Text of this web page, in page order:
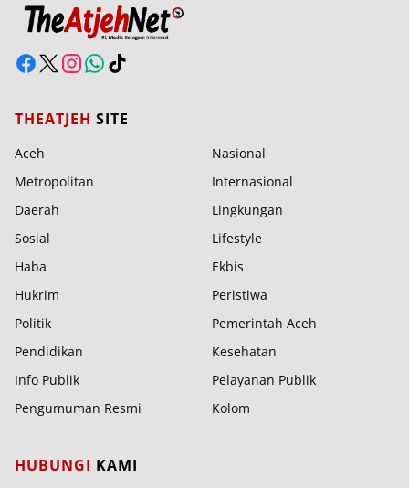
THEATJEH SITE
Aceh
Nasional
Metropolitan
Internasional
Daerah
Lingkungan
Sosial
Lifestyle
Haba
Ekbis
Hukrim
Peristiwa
Politik
Pemerintah Aceh
Pendidikan
Kesehatan
Info Publik
Pelayanan Publik
Pengumuman Resmi
Kolom
HUBUNGI KAMI